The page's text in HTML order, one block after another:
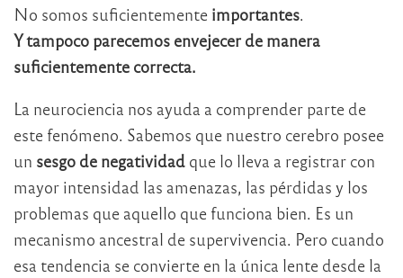
No somos suficientemente importantes.
Y tampoco parecemos envejecer de manera
suficientemente correcta.
La neurociencia nos ayuda a comprender parte de
este fenómeno. Sabemos que nuestro cerebro posee
un sesgo de negatividad que lo lleva a registrar con
mayor intensidad las amenazas, las pérdidas y los
problemas que aquello que funciona bien. Es un
mecanismo ancestral de supervivencia. Pero cuando
esa tendencia se convierte en la única lente desde la